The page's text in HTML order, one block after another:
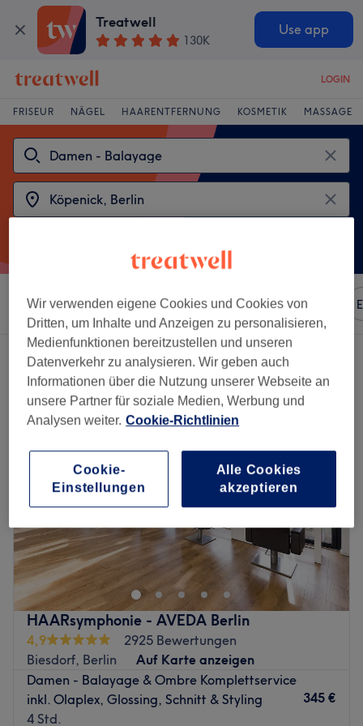
Treatwell
130K
Use app
LOGIN
FRISEUR NÄGEL HAARENTFERNUNG KOSMETIK MASSAGE
Sortieren nach Beliebiger Preis Marken Salons
2 Salons die anbieten:
damen - balayage in der Nähe von Köpenick, Berlin
HAARsymphonie - AVEDA Berlin
4,9
2925 Bewertungen
Biesdorf, Berlin
Auf Karte anzeigen
Damen - Balayage & Ombre Komplettservice
inkl. Olaplex, Glossing, Schnitt & Styling
4 Std.
345 €
Wir verwenden eigene Cookies und Cookies von
Dritten, um Inhalte und Anzeigen zu personalisieren,
Medienfunktionen bereitzustellen und unseren
Datenverkehr zu analysieren. Wir geben auch
Informationen über die Nutzung unserer Webseite an
unsere Partner für soziale Medien, Werbung und
Analysen weiter. Cookie-Richtlinien
Cookie-
Einstellungen
Alle Cookies
akzeptieren